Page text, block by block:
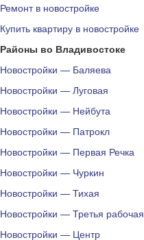
Ремонт в новостройке
Купить квартиру в новостройке
Районы во Владивостоке
Новостройки — Баляева
Новостройки — Луговая
Новостройки — Нейбута
Новостройки — Патрокл
Новостройки — Первая Речка
Новостройки — Чуркин
Новостройки — Тихая
Новостройки — Третья рабочая
Новостройки — Центр